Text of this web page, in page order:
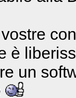
è
un